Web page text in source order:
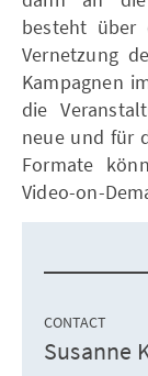
besteht über
Vernetzung
Kampagnen
die
neue und für
Formate
Video-on-
CONTACT
Susanne